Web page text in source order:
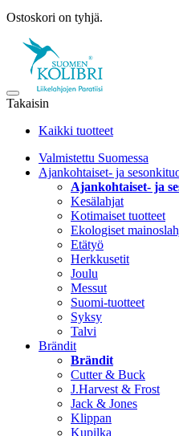
Ostoskori on tyhjä.
Takaisin
Kaikki tuotteet
Valmistettu Suomessa
Ajankohtaiset- ja
Ajankohtaiset- ja
Kesälahjat
Kotimaiset tuotteet
Ekologiset
Etätyö
Herkkusetit
Joulu
Messut
Suomi-tuotteet
Syksy
Talvi
Brändit
Brändit
Cutter & Buck
J.Harvest & Frost
Jack & Jones
Klippan
Kupilka